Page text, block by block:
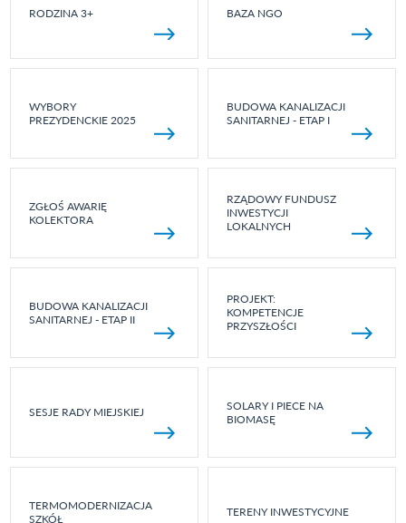
RODZINA 3+ BAZA NGO
WYBORY
PREZYDENCKIE 2025
BUDOWA KANALIZACJI
SANITARNEJ - ETAP I
ZGŁOŚ AWARIĘ
KOLEKTORA
RZĄDOWY FUNDUSZ
INWESTYCJI
LOKALNYCH
BUDOWA KANALIZACJI
SANITARNEJ - ETAP II
PROJEKT:
KOMPETENCJE
PRZYSZŁOŚCI
SESJE RADY MIEJSKIEJ
SOLARY I PIECE NA
BIOMASĘ
TERMOMODERNIZACJA
SZKÓŁ
TERENY INWESTYCYJNE